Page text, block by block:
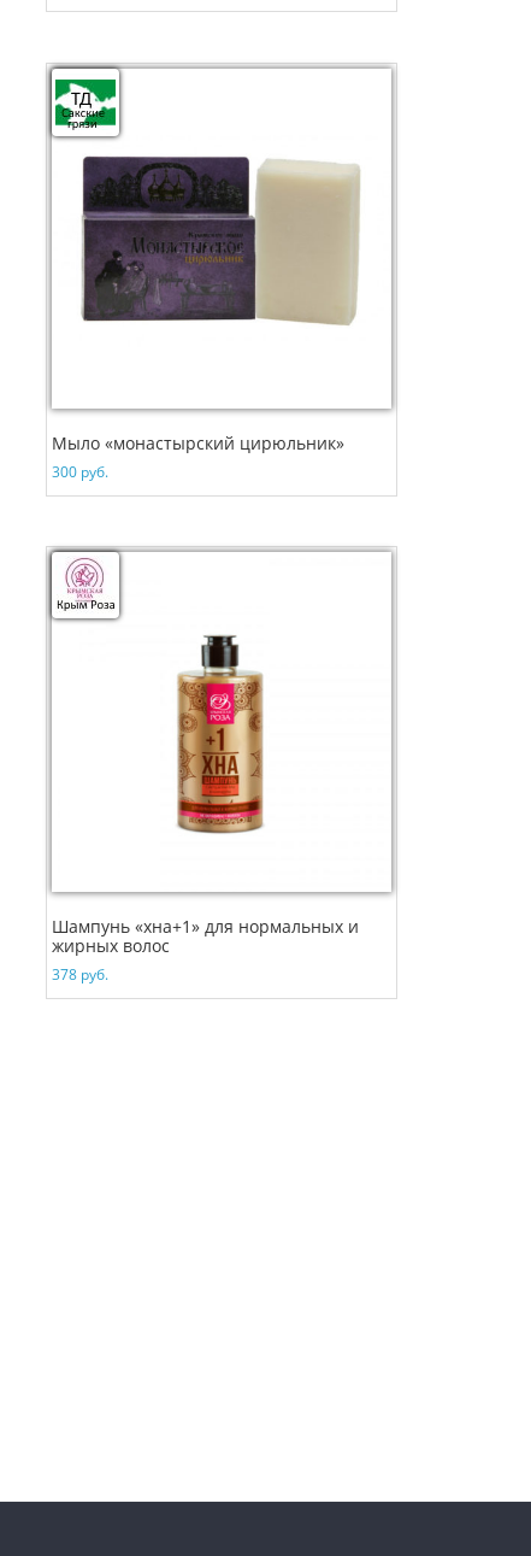
Мыло «монастырский цирюльник»
300 руб.
Шампунь «хна+1» для нормальных и
жирных волос
378 руб.